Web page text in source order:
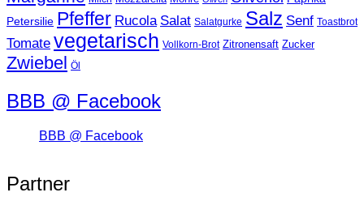
Petersilie Pfeffer Rucola Salat Salatgurke Salz Senf Toastbrot
Tomate vegetarisch Vollkorn-Brot Zitronensaft Zucker
Zwiebel Öl
BBB @ Facebook
BBB @ Facebook
Partner